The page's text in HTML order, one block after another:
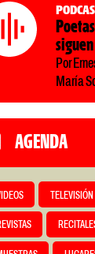
Por
María
AGENDA
TELEVISIÓN